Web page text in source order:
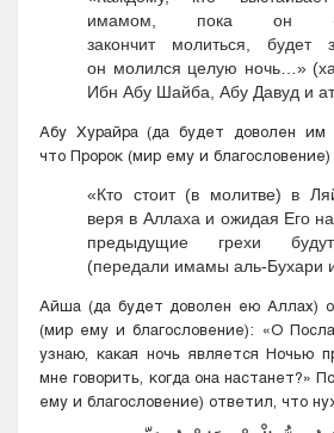
имамом, пока он
закончит молиться, будет
он молился целую ночь…»
Ибн Абу Шайба, Абу Давуд и
Абу Хурайра (да будет доволен им
что Пророк (мир ему и благословение)
«Кто стоит (в молитве) в
веря в Аллаха и ожидая Его
предыдущие грехи
(передали имамы аль-Бухари
Айша (да будет доволен ею Аллах)
(мир ему и благословение): «О
узнаю, какая ночь является Ночью
мне говорить, когда она настанет?»
ему и благословение) ответил, что